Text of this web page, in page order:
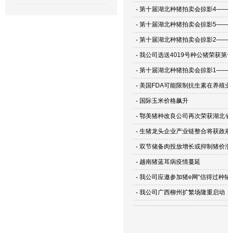
第十届湖北种猪拍卖会掠影
第十届湖北种猪拍卖会掠影
第十届湖北种猪拍卖会掠影
我公司选送4019号种公猪荣获
第十届湖北种猪拍卖会掠影
美国FDA可能限制抗生素在养殖
国际玉米价格飙升
鄂美猪种改良公司再次荣获湖北
生猪龙头企业产业链整合将获政
双节储备肉投放增长或抑制猪价
越南猪蓝耳病疫情蔓延
我公司应邀参加猪e网“信得过种
我公司广西柳州扩繁场隆重启动